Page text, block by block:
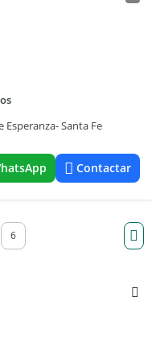
Santa Fe
Contactar
6